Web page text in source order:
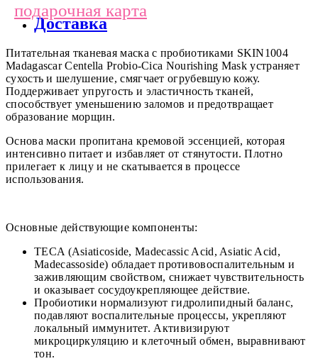
подарочная карта
Доставка
Питательная тканевая маска с пробиотиками SKIN1004
Madagascar Centella Probio-Cica Nourishing Mask устраняет
сухость и шелушение, смягчает огрубевшую кожу.
Поддерживает упругость и эластичность тканей,
способствует уменьшению заломов и предотвращает
образование морщин.
Основа маски пропитана кремовой эссенцией, которая
интенсивно питает и избавляет от стянутости. Плотно
прилегает к лицу и не скатывается в процессе
использования.
Основные действующие компоненты:
TECA (Asiaticoside, Madecassic Acid, Asiatic Acid,
Madecassoside) обладает противовоспалительным и
заживляющим свойством, снижает чувствительность
и оказывает сосудоукрепляющее действие.
Пробиотики нормализуют гидролипидный баланс,
подавляют воспалительные процессы, укрепляют
локальный иммунитет. Активизируют
микроциркуляцию и клеточный обмен, выравнивают
тон.